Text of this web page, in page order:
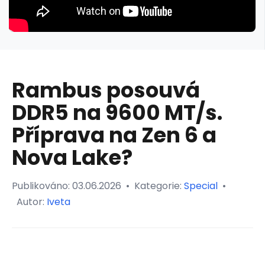
Rambus posouvá
DDR5 na 9600 MT/s.
Příprava na Zen 6 a
Nova Lake?
Publikováno: 03.06.2026 • Kategorie: Special •
Autor: Iveta